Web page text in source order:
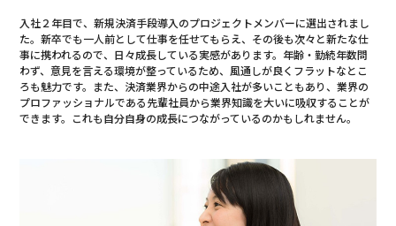
入社２年目で、新規決済手段導入のプロジェクトメンバーに選出されまし
た。新卒でも一人前として仕事を任せてもらえ、その後も次々と新たな仕
事に携われるので、日々成長している実感があります。年齢・勤続年数問
わず、意見を言える環境が整っているため、風通しが良くフラットなとこ
ろも魅力です。また、決済業界からの中途入社が多いこともあり、業界の
プロファッショナルである先輩社員から業界知識を大いに吸収することが
できます。これも自分自身の成長につながっているのかもしれません。